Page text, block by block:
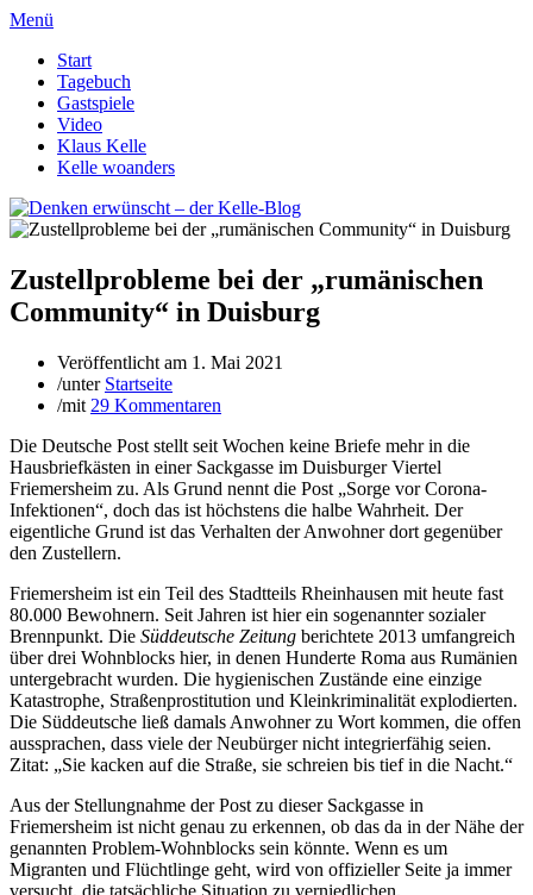
Menü
Start
Tagebuch
Gastspiele
Video
Klaus Kelle
Kelle woanders
Zustellprobleme bei der „rumänischen
Community“ in Duisburg
Veröffentlicht am 1. Mai 2021
/unter Startseite
/mit 29 Kommentaren
Die Deutsche Post stellt seit Wochen keine Briefe mehr in die
Hausbriefkästen in einer Sackgasse im Duisburger Viertel
Friemersheim zu. Als Grund nennt die Post „Sorge vor Corona-
Infektionen“, doch das ist höchstens die halbe Wahrheit. Der
eigentliche Grund ist das Verhalten der Anwohner dort gegenüber
den Zustellern.
Friemersheim ist ein Teil des Stadtteils Rheinhausen mit heute fast
80.000 Bewohnern. Seit Jahren ist hier ein sogenannter sozialer
Brennpunkt. Die Süddeutsche Zeitung berichtete 2013 umfangreich
über drei Wohnblocks hier, in denen Hunderte Roma aus Rumänien
untergebracht wurden. Die hygienischen Zustände eine einzige
Katastrophe, Straßenprostitution und Kleinkriminalität explodierten.
Die Süddeutsche ließ damals Anwohner zu Wort kommen, die offen
aussprachen, dass viele der Neubürger nicht integrierfähig seien.
Zitat: „Sie kacken auf die Straße, sie schreien bis tief in die Nacht.“
Aus der Stellungnahme der Post zu dieser Sackgasse in
Friemersheim ist nicht genau zu erkennen, ob das da in der Nähe der
genannten Problem-Wohnblocks sein könnte. Wenn es um
Migranten und Flüchtlinge geht, wird von offizieller Seite ja immer
versucht, die tatsächliche Situation zu verniedlichen.